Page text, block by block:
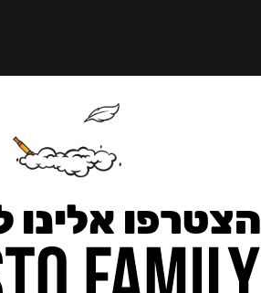
הצטרפו אלינו